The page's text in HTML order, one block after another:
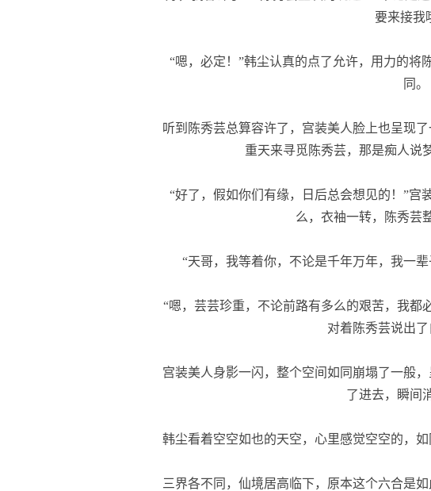
要来接我
“嗯，必定！”韩尘认真的点了允许，用力的将
同。
听到陈秀芸总算容许了，宫装美人脸上也呈现
重天来寻觅陈秀芸，那是痴人说
“好了，假如你们有缘，日后总会想见的！”宫
么，衣袖一转，陈秀芸
“天哥，我等着你，不论是千年万年，我一辈
“嗯，芸芸珍重，不论前路有多么的艰苦，我都
对着陈秀芸说出了
宫装美人身影一闪，整个空间如同崩塌了一般
了进去，瞬间
韩尘看着空空如也的天空，心里感觉空空的，如
三界各不同，仙境居高临下，原本这个六合是